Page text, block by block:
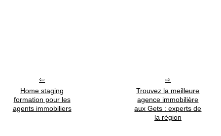
Home staging
formation pour les
agents immobiliers
Trouvez la meilleure
agence immobilière
aux Gets : experts de
la région